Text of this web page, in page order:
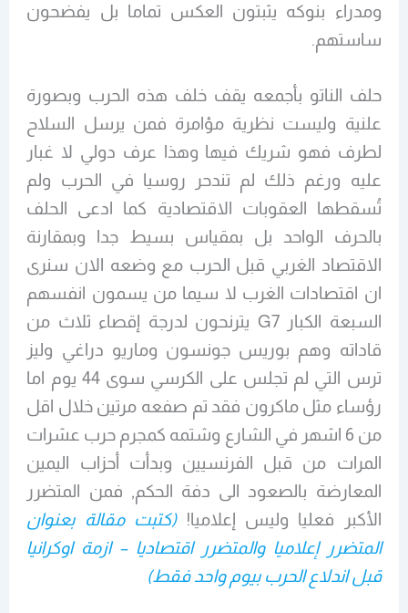
ومدراء بنوكه يثبتون العكس تماما بل يفضحون
ساستهم.
حلف الناتو بأجمعه يقف خلف هذه الحرب وبصورة
علنية وليست نظرية مؤامرة فمن يرسل السلاح
لطرف فهو شريك فيها وهذا عرف دولي لا غبار
عليه ورغم ذلك لم تندحر روسيا في الحرب ولم
تُسقطها العقوبات الاقتصادية كما ادعى الحلف
بالحرف الواحد بل بمقياس بسيط جدا وبمقارنة
الاقتصاد الغربي قبل الحرب مع وضعه الان سنرى
ان اقتصادات الغرب لا سيما من يسمون انفسهم
السبعة الكبار G7 يترنحون لدرجة إقصاء ثلاث من
قاداته وهم بوريس جونسون وماريو دراغي وليز
ترس التي لم تجلس على الكرسي سوى 44 يوم اما
رؤساء مثل ماكرون فقد تم صفعه مرتين خلال اقل
من 6 اشهر في الشارع وشتمه كمجرم حرب عشرات
المرات من قبل الفرنسيين وبدأت أحزاب اليمين
المعارضة بالصعود الى دفة الحكم, فمن المتضرر
الأكبر فعليا وليس إعلاميا!(كتبت مقالة بعنوان
المتضرر إعلاميا والمتضرر اقتصاديا – ازمة اوكرانيا
قبل اندلاع الحرب بيوم واحد فقط)